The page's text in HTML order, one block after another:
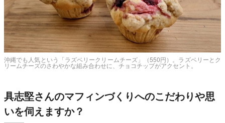
沖縄でも人気という「ラズベリークリームチーズ」（550円）。ラズベリーとク
リームチーズのさわやかな組み合わせに、チョコチップがアクセント。
具志堅さんのマフィンづくりへのこだわりや思
いを伺えますか？